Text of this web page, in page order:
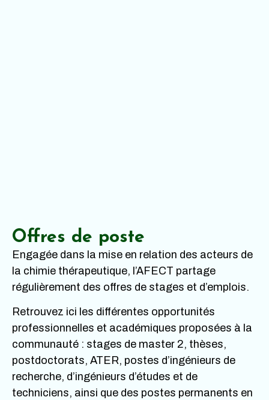
Offres de poste
Engagée dans la mise en relation des acteurs de
la chimie thérapeutique, l’AFECT partage
régulièrement des offres de stages et d’emplois.
Retrouvez ici les différentes opportunités
professionnelles et académiques proposées à la
communauté : stages de master 2, thèses,
postdoctorats, ATER, postes d’ingénieurs de
recherche, d’ingénieurs d’études et de
techniciens, ainsi que des postes permanents en